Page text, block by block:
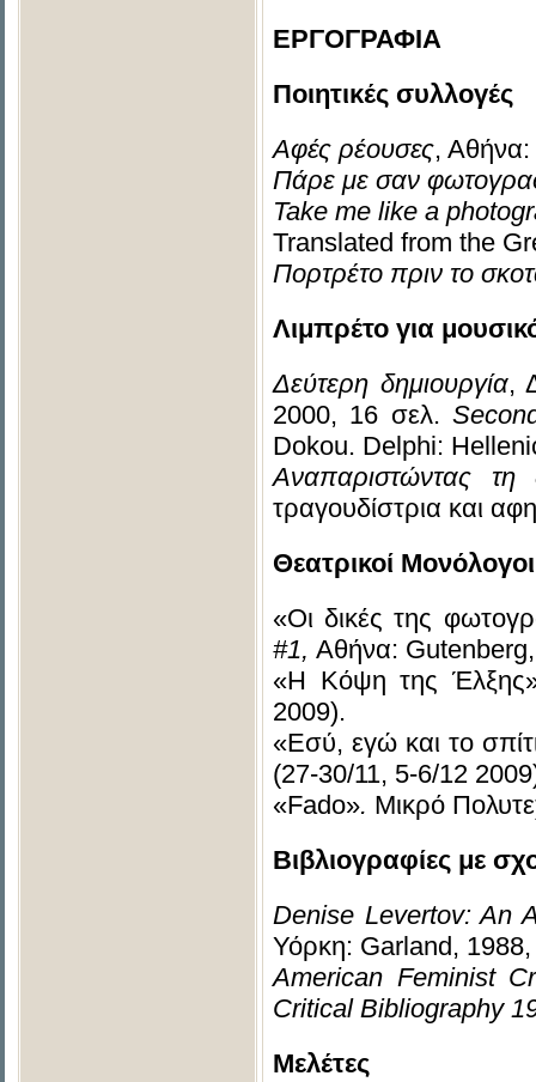
ΕΡΓΟΓΡΑΦΙΑ
Ποιητικές συλλογές
Αφές ρέουσες,
Πάρε με σαν
Take me like a
Translated from the
Πορτρέτο πριν το
Λιμπρέτο για
Δεύτερη δημιουργία,
2000, 16 σελ.
Dokou. Delphi:
Aναπαριστώντας τη
τραγουδίστρια και
Θεατρικοί Μονόλογοι
«Οι δικές της
#1, Αθήνα:
«Η Κόψη της
2009).
«Εσύ, εγώ και το
(27-30/11, 5-6/12
«Fado». Mικρό
Βιβλιογραφίες με
Denise Levertov:An
Υόρκη: Garland,
American Feminist
Critical Bibliography
Μελέτες